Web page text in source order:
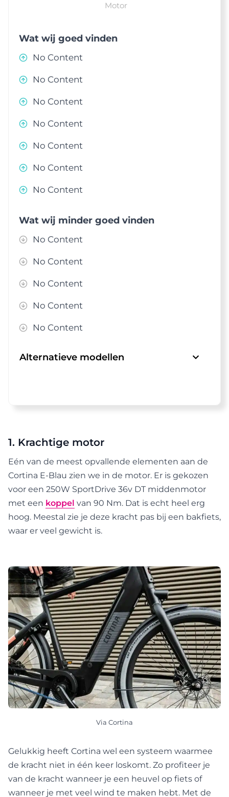
Motor
Wat wij goed vinden
No Content
No Content
No Content
No Content
No Content
No Content
No Content
Wat wij minder goed vinden
No Content
No Content
No Content
No Content
No Content
Alternatieve modellen
1. Krachtige motor
Eén van de meest opvallende elementen aan de
Cortina E-Blau zien we in de motor. Er is gekozen
voor een 250W SportDrive 36v DT middenmotor
met een koppel van 90 Nm. Dat is echt heel erg
hoog. Meestal zie je deze kracht pas bij een bakfiets,
waar er veel gewicht is.
Via Cortina
Gelukkig heeft Cortina wel een systeem waarmee
de kracht niet in één keer loskomt. Zo profiteer je
van de kracht wanneer je een heuvel op fiets of
wanneer je met veel wind te maken hebt. Met de